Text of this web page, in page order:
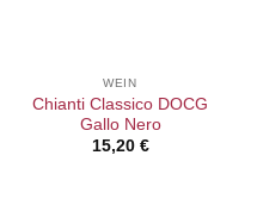
WEIN
Chianti Classico DOCG
Gallo Nero
15,20 €